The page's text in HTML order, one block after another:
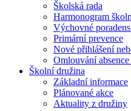
Školská rada
Harmonogram
Výchovné
Primární prevence
Nové přihlášení
Omlouvání
Školní družina
Základní informace
Plánované akce
Aktuality z družiny